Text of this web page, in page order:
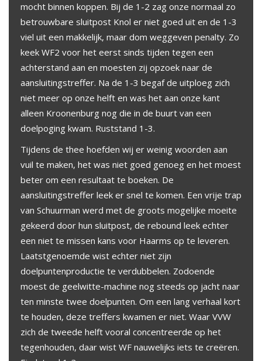
mocht binnen koppen. Bij de 1-2 zag onze normaal zo
betrouwbare sluitpost Knol er niet goed uit en de 1-3
viel uit een makkelijk, maar dom weggeven penalty. Zo
keek WF2 voor het eerst sinds tijden tegen een
achterstand aan en moesten zij opzoek naar de
aansluitingstreffer. Na de 1-3 begaf de uitploeg zich
niet meer op onze helft en was het aan onze kant
alleen Kroonenburg nog die in de buurt van een
doelpoging kwam. Ruststand 1-3.
Tijdens de thee hoefden wij er weinig woorden aan
vuil te maken, het was niet goed genoeg en het moest
beter om een resultaat te boeken. De
aansluitingstreffer leek er snel te komen. Een vrije trap
van Schuurman werd met de groots mogelijke moeite
gekeerd door hun sluitpost, de rebound leek echter
een niet te missen kans voor Haarms op te leveren.
Laatstgenoemde wist echter niet zijn
doelpuntenproductie te verdubbelen. Zodoende
moest de geelwitte-machine nog steeds op jacht naar
ten minste twee doelpunten. Om een lang verhaal kort
te houden, deze treffers kwamen er niet. Waar VVW
zich de tweede helft vooral concentreerde op het
tegenhouden, daar wist WF nauwelijks iets te creëren.